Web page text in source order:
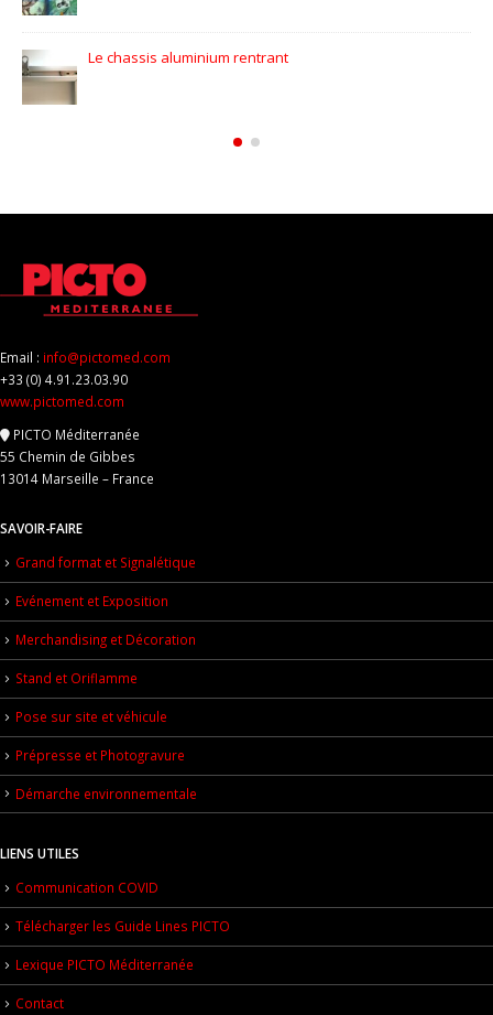
Icônes automobiles l’expo
Email : info@pictomed.com
+33 (0) 4.91.23.03.90
www.pictomed.com
PICTO Méditerranée
55 Chemin de Gibbes
13014 Marseille – France
SAVOIR-FAIRE
Grand format et Signalétique
Evénement et Exposition
Merchandising et Décoration
Stand et Oriflamme
Pose sur site et véhicule
Prépresse et Photogravure
Démarche environnementale
LIENS UTILES
Communication COVID
Télécharger les Guide Lines PICTO
Lexique PICTO Méditerranée
Contact